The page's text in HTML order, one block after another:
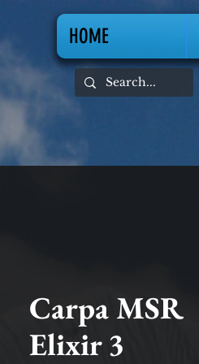
HOME
Carpa MSR
Elixir 3